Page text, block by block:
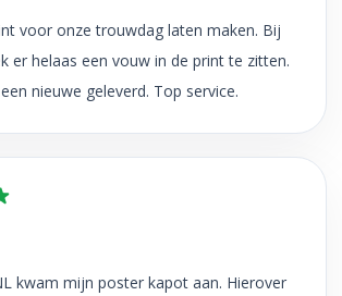
voor onze trouwdag laten maken. Bij
er helaas een vouw in de print te zitten.
nieuwe geleverd. Top service.
kwam mijn poster kapot aan. Hierover